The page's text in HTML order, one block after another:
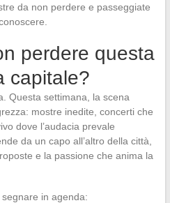
da non perdere e passeggiate
perdere questa
capitale?
Questa settimana, la scena
mostre inedite, concerti che
dove l’audacia prevale
da un capo all’altro della città,
e la passione che anima la
in agenda: